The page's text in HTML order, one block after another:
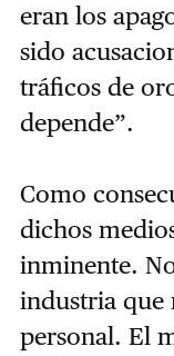
eran los
sido
tráficos de
depende”.
Como
dichos
inminente.
industria que
personal. El